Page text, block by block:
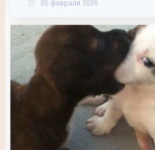
05 февраля 2026